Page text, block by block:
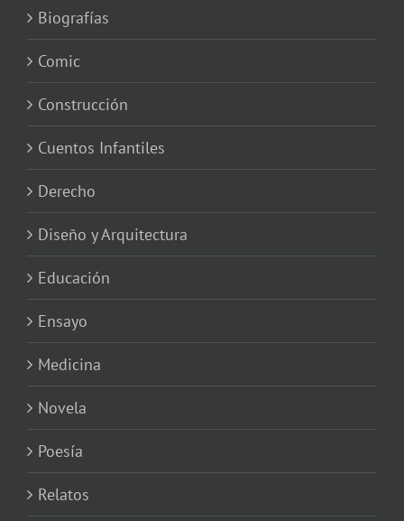
Biografías
Comic
Construcción
Cuentos Infantiles
Derecho
Diseño y Arquitectura
Educación
Ensayo
Medicina
Novela
Poesía
Relatos